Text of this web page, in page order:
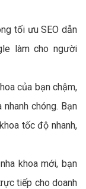
tối ưu SEO dẫn
làm cho người
của bạn chậm,
chóng. Bạn
tốc độ nhanh,
khoa mới, bạn
tiếp cho doanh